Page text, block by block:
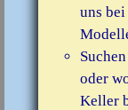
uns
oder
Keller